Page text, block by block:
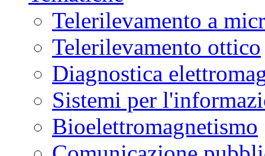
Telerilevamento a
Telerilevamento ottico
Diagnostica
Sistemi per
Bioelettromagnetismo